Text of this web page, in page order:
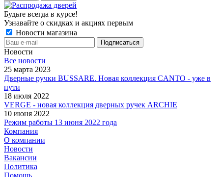
Будьте всегда в курсе!
Узнавайте о скидках и акциях первым
Новости магазина
Новости
Все новости
25 марта 2023
Дверные ручки BUSSARE. Новая коллекция CANTO - уже в
пути
18 июля 2022
VERGE - новая коллекция дверных ручек ARCHIE
10 июня 2022
Режим работы 13 июня 2022 года
Компания
О компании
Новости
Вакансии
Политика
Помощь